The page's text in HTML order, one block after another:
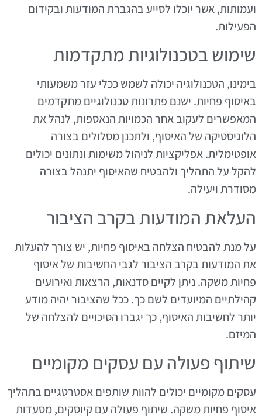
ועמותות, אשר יוכלו לסייע בהגברת המודעות ובקידום
הפעילות.
שימוש בטכנולוגיות מתקדמות
בימינו, הטכנולוגיה יכולה לשמש ככלי עזר משמעותי
באיסוף פחיות. ישנם פתרונות טכנולוגיים מתקדמים
המאפשרים לעקוב אחר הכמויות הנאספות, לנהל את
הלוגיסטיקה של האיסוף, ולתכנן מסלולים בצורה
אופטימלית. אפליקציות לניהול משימות ונתונים יכולים
להקל על התהליך ולהבטיח שהאיסוף יתנהל בצורה
מסודרת ויעילה.
העלאת המודעות בקרב הציבור
על מנת להבטיח הצלחה באיסוף פחיות, יש צורך להעלות
את המודעות בקרב הציבור לגבי החשיבות של איסוף
פחיות משקה. ניתן לקיים סדנאות, הרצאות ואירועים
קהילתיים המיועדים לשם כך. ככל שהציבור יהיה מודע
יותר לחשיבות האיסוף, כך יגברו הסיכויים להצלחה של
המיזם.
שיתוף פעולה עם עסקים מקומיים
עסקים מקומיים יכולים להוות שותפים אסטרטגיים בתהליך
איסוף פחיות משקה. שיתוף פעולה עם קיוסקים, מסעדות